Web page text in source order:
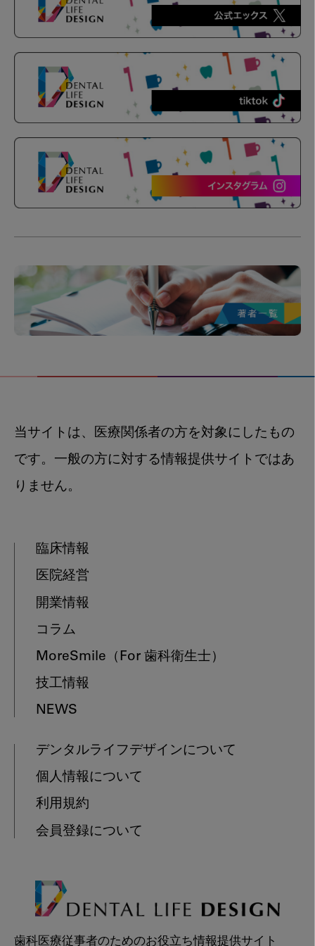
当サイトは、医療関係者の方を対象にしたもの
です。一般の方に対する情報提供サイトではあ
りません。
臨床情報
医院経営
開業情報
コラム
MoreSmile （For 歯科衛生士）
技工情報
NEWS
デンタルライフデザインについて
個人情報について
利用規約
会員登録について
歯科医療従事者のためのお役立ち情報提供サイト